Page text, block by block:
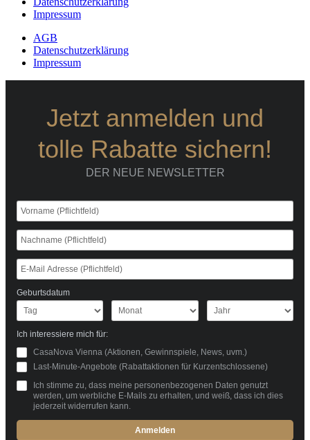
Impressum
AGB
Datenschutzerklärung
Impressum
Jetzt anmelden und
tolle Rabatte sichern!
DER NEUE NEWSLETTER
Geburtsdatum
Ich interessiere mich für:
CasaNova Vienna (Aktionen, Gewinnspiele, News, uvm.)
Last-Minute-Angebote (Rabattaktionen für Kurzentschlossene)
Ich stimme zu, dass meine personenbezogenen Daten genutzt
werden, um werbliche E-Mails zu erhalten, und weiß, dass ich dies
jederzeit widerrufen kann.
Anmelden